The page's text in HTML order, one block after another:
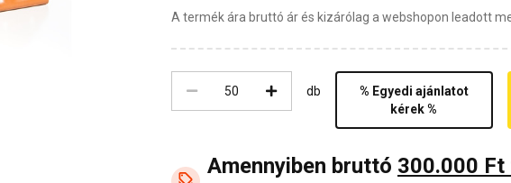
A termék ára bruttó ár és kizárólag a webshopon leadott
db
% Egyedi ajánlatot
kérek %
Amennyiben bruttó 300.000